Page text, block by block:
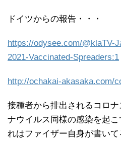
ドイツからの報告・・・
https://odysee.com/@klaTV-
2021-Vaccinated-Spreaders:1
http://ochakai-akasaka.com/
接種者から排出されるコロ
ナウイルス同様の感染を起
れはファイザー自身が書いて